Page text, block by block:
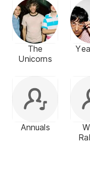
The
Unicorns
Annuals